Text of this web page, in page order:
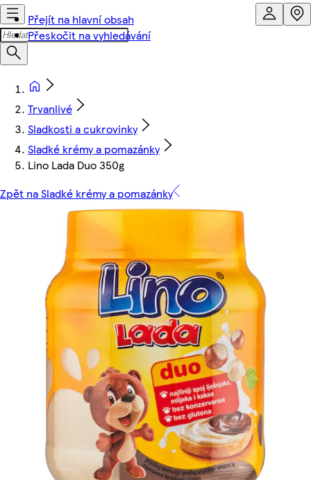
Přejít na hlavní obsah
Přeskočit na vyhledávání
Trvanlivé
Sladkosti a cukrovinky
Sladké krémy a pomazánky
Lino Lada Duo 350g
Zpět na Sladké krémy a pomazánky